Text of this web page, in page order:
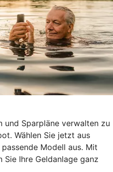
und Sparpläne verwalten zu
Wählen Sie jetzt aus
Modell aus. Mit
Sie Ihre Geldanlage ganz